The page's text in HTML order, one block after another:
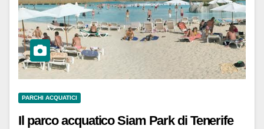
PARCHI ACQUATICI
Il parco acquatico Siam Park di Tenerife